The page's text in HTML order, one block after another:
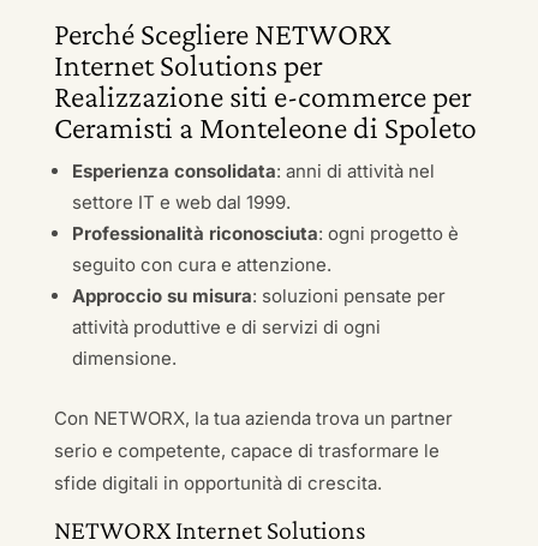
Perché Scegliere NETWORX
Internet Solutions per
Realizzazione siti e-commerce per
Ceramisti a Monteleone di Spoleto
Esperienza consolidata: anni di attività nel
settore IT e web dal 1999.
Professionalità riconosciuta: ogni progetto è
seguito con cura e attenzione.
Approccio su misura: soluzioni pensate per
attività produttive e di servizi di ogni
dimensione.
Con NETWORX, la tua azienda trova un partner
serio e competente, capace di trasformare le
sfide digitali in opportunità di crescita.
NETWORX Internet Solutions